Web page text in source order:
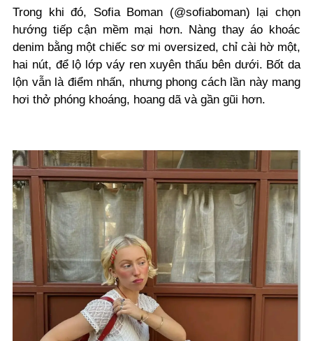
Trong khi đó, Sofia Boman (@sofiaboman) lại chọn
hướng tiếp cận mềm mại hơn. Nàng thay áo khoác
denim bằng một chiếc sơ mi oversized, chỉ cài hờ một,
hai nút, để lộ lớp váy ren xuyên thấu bên dưới. Bốt da
lộn vẫn là điểm nhấn, nhưng phong cách lần này mang
hơi thở phóng khoáng, hoang dã và gần gũi hơn.